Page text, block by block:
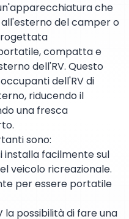
che
del camper o
compatta e
dell'RV. Questo
dell'RV di
riducendo il
una fresca
sono:
installa facilmente sul
veicolo ricreazionale.
per essere portatile
possibilità di fare una